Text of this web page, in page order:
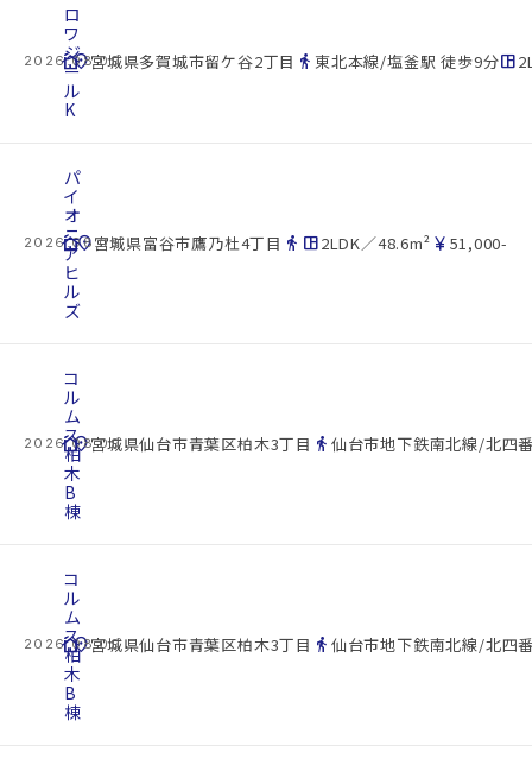
2026.08.09
cottage
ロ
ワ
ジ
ー
ル
K
location_on宮城県多賀城市留ケ谷2丁目 directions_walk 東北本線/塩釜駅 徒歩9分space_dashboard
2026.08.09
cottage
パ
イ
オ
ニ
ア
ヒ
ル
ズ
location_on宮城県富谷市鷹乃杜4丁目 directions_walk space_dashboard2LDK／48.6m² currency_yen 51,000-
2026.08.09
cottage
コ
ル
ム
ス
柏
木
B
棟
location_on宮城県仙台市青葉区柏木3丁目 directions_walk 仙台市地下鉄南北線/北四
2026.08.09
cottage
コ
ル
ム
ス
柏
木
B
棟
location_on宮城県仙台市青葉区柏木3丁目 directions_walk 仙台市地下鉄南北線/北四